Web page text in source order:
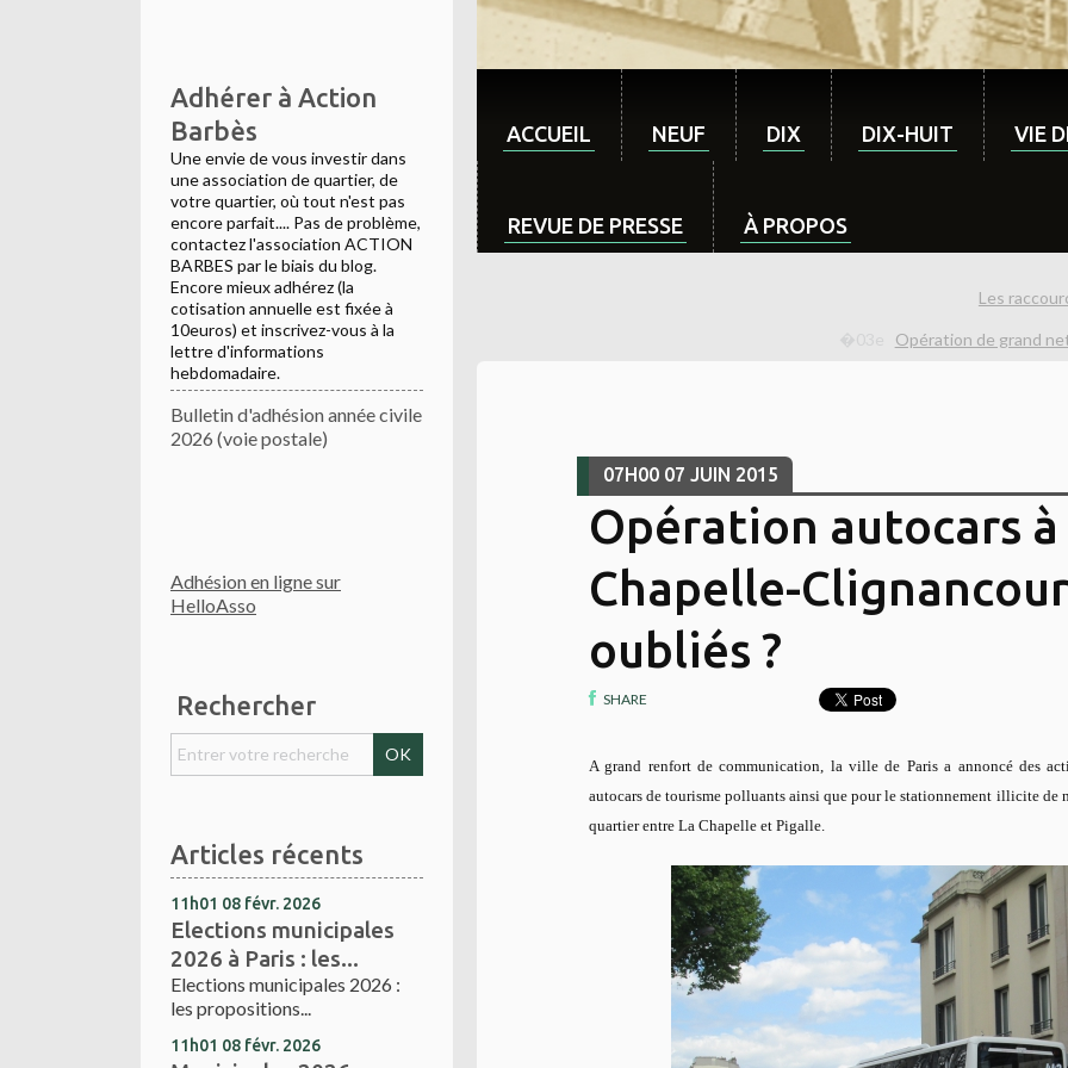
Adhérer à Action
Barbès
Une envie de vous investir dans
une association de quartier, de
votre quartier, où tout n'est pas
encore parfait.... Pas de problème,
contactez l'association ACTION
BARBES par le biais du blog.
Encore mieux adhérez (la
cotisation annuelle est fixée à
10euros) et inscrivez-vous à la
lettre d'informations
hebdomadaire.
Bulletin d'adhésion année civile
2026 (voie postale)
Adhésion en ligne sur
HelloAsso
Rechercher
Articles récents
11h01 08 févr. 2026
Elections municipales
2026 à Paris : les...
Elections municipales 2026 :
les propositions...
11h01 08 févr. 2026
ACCUEIL NEUF DIX DIX-HUIT VIE
REVUE DE PRESSE À PROPOS
Les
Opération de grand
07H00 07 JUIN 2015
Opération autocars à
Chapelle-
oubliés ?
SHARE
A grand renfort de communication, la ville de Paris a annoncé des
autocars de tourisme polluants ainsi que pour le stationnement illicite de
quartier entre La Chapelle et Pigalle.